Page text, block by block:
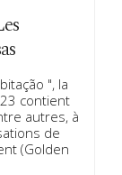
", la
contient
autres, à
de
(Golden